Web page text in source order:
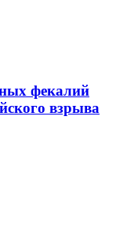
фекалий
взрыва